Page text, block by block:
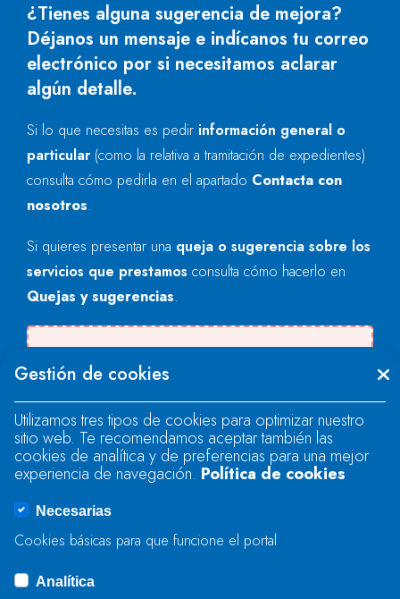
¿Tienes alguna sugerencia de mejora?
Déjanos un mensaje e indícanos tu correo
electrónico por si necesitamos aclarar
algún detalle.
Si lo que necesitas es pedir información general o
particular (como la relativa a tramitación de expedientes)
consulta cómo pedirla en el apartado Contacta con
nosotros.
Si quieres presentar una queja o sugerencia sobre los
servicios que prestamos consulta cómo hacerlo en
Quejas y sugerencias.
"text".
Se produjo un error al cargar el campo
"text".
Se produjo un error al cargar el campo
Gestión de cookies
Utilizamos tres tipos de cookies para optimizar nuestro
sitio web. Te recomendamos aceptar también las
cookies de analítica y de preferencias para una mejor
experiencia de navegación. Política de cookies
Necesarias
Cookies básicas para que funcione el portal
Analítica